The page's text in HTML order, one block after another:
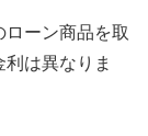
ーン商品を取
は異なりま